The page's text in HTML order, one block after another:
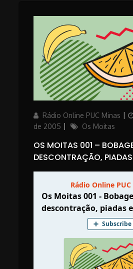
AuthorRádio Online PUC Minas
de 2005
Categories
Os Moitas
OS MOITAS 001 –
DESCONTRAÇÃO,